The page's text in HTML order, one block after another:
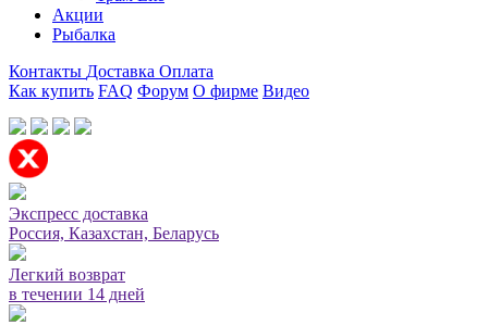
Акции
Рыбалка
Контакты Доставка Оплата
Как купить FAQ Форум О фирме Видео
Экспресс доставка
Россия, Казахстан, Беларусь
Легкий возврат
в течении 14 дней